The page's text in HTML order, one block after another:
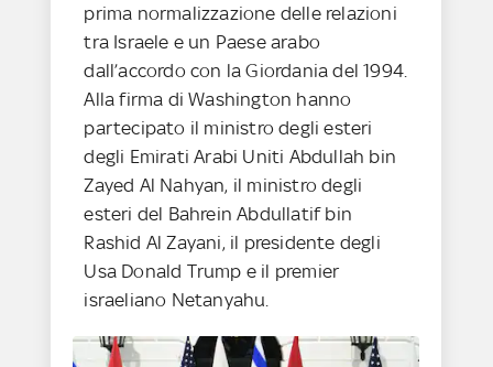
prima normalizzazione delle relazioni
tra Israele e un Paese arabo
dall’accordo con la Giordania del 1994.
Alla firma di Washington hanno
partecipato il ministro degli esteri
degli Emirati Arabi Uniti Abdullah bin
Zayed Al Nahyan, il ministro degli
esteri del Bahrein Abdullatif bin
Rashid Al Zayani, il presidente degli
Usa Donald Trump e il premier
israeliano Netanyahu.